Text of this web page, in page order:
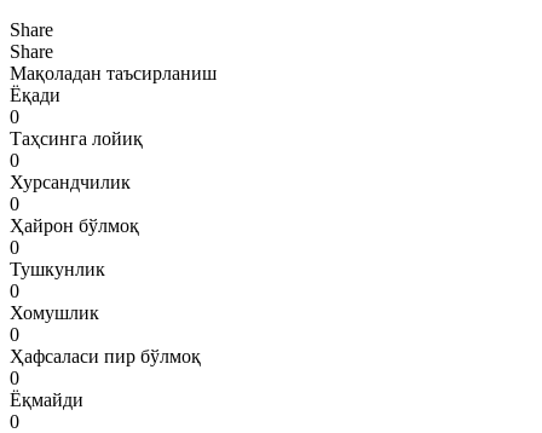
Share
Share
Мақоладан таъсирланиш
Ёқади
0
Таҳсинга лойиқ
0
Хурсандчилик
0
Ҳайрон бўлмоқ
0
Тушкунлик
0
Хомушлик
0
Ҳафсаласи пир бўлмоқ
0
Ёқмайди
0